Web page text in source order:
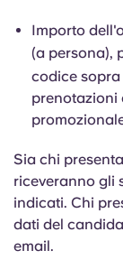
Importo
(a persona),
codice
prenotazioni
Sia chi
riceveranno gli
indicati. Chi
dati del
email.